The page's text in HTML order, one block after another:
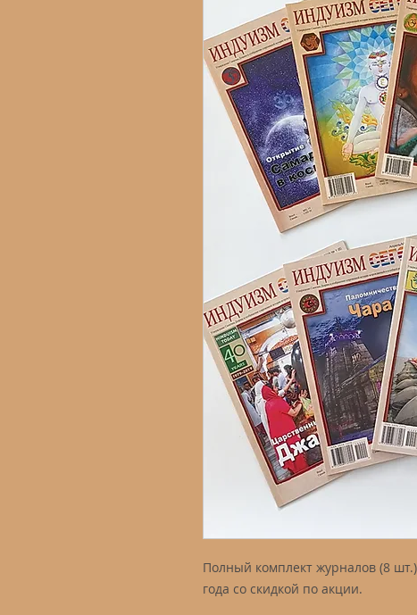
Полный комплект журналов (8
года со скидкой по акции.